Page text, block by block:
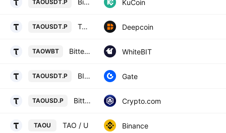
TAOUSDT.P Bittensor/Tether Perpetual Contract KuCoin
TAOUSDT.P TAO/USD TETHER PERPETUAL SWAP CONTRACT Deepcoin
TAOWBT Bittensor / WhiteBIT Coin WhiteBIT
TAOUSDT.P BITTENSOR / TETHERUS PERPETUAL CONTRACT Gate
TAOUSD.P Bittensor USD Perpetual Crypto.com
TAOU TAO / U Binance